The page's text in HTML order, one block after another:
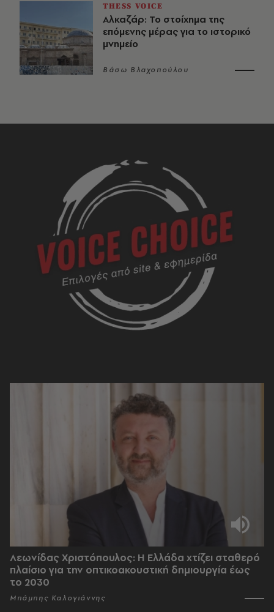
THESS VOICE
Αλκαζάρ: Το στοίχημα της
επόμενης μέρας για το ιστορικό
μνημείο
Βάσω Βλαχοπούλου
Λεωνίδας Χριστόπουλος: Η Ελλάδα χτίζει σταθερό
πλαίσιο για την οπτικοακουστική δημιουργία έως
το 2030
Μπάμπης Καλογιάννης